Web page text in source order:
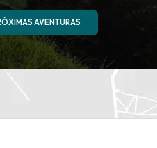
MÁS
AVENTURAS